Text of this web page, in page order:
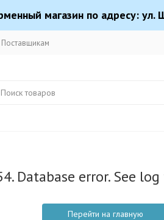
магазин по адресу:
Поставщикам
Database error. See
Перейти на главную